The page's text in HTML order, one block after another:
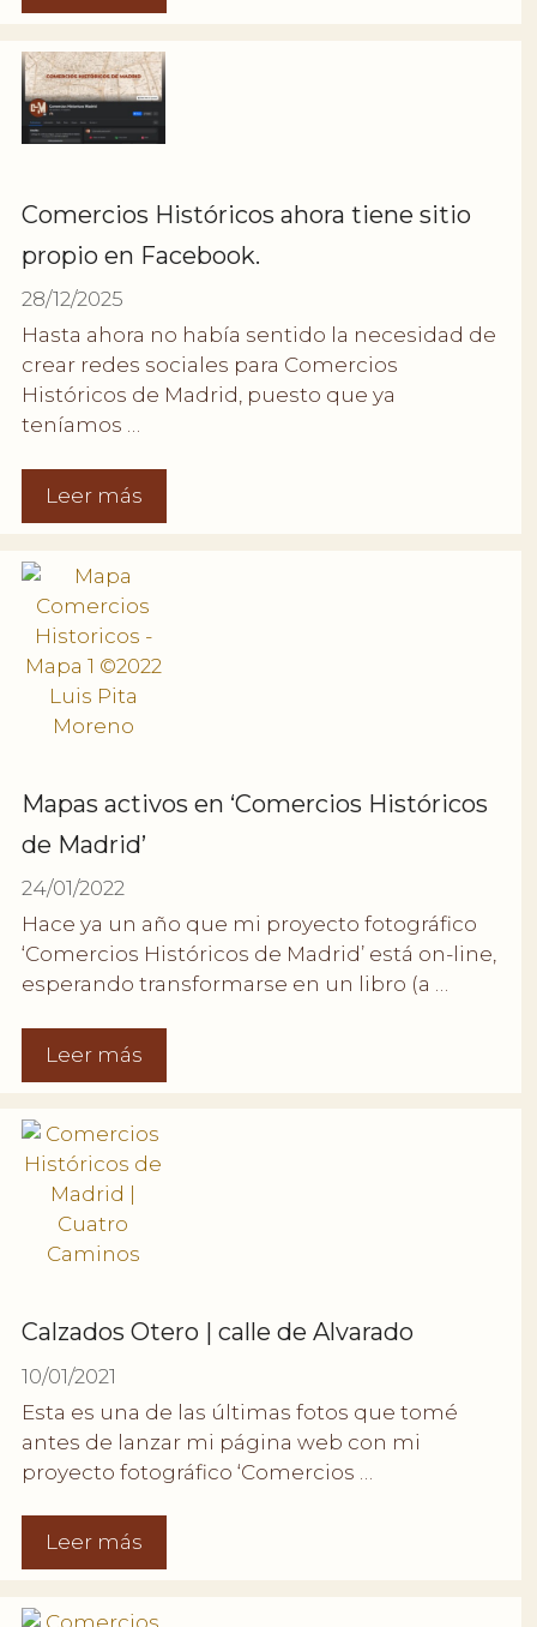
Comercios Históricos ahora tiene sitio
propio en Facebook.
28/12/2025
Hasta ahora no había sentido la necesidad de
crear redes sociales para Comercios
Históricos de Madrid, puesto que ya
teníamos …
Leer más
Mapas activos en ‘Comercios Históricos
de Madrid’
24/01/2022
Hace ya un año que mi proyecto fotográfico
‘Comercios Históricos de Madrid’ está on-line,
esperando transformarse en un libro (a …
Leer más
Calzados Otero | calle de Alvarado
10/01/2021
Esta es una de las últimas fotos que tomé
antes de lanzar mi página web con mi
proyecto fotográfico ‘Comercios …
Leer más